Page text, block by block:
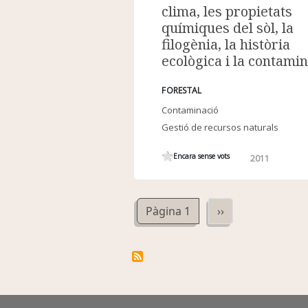
clima, les propietats
químiques del sòl, la
filogènia, la història
ecològica i la
FORESTAL
Contaminació
Gestió de recursos naturals
Encara sense vots 2011
Pàgina 1 Pàgina següent
››